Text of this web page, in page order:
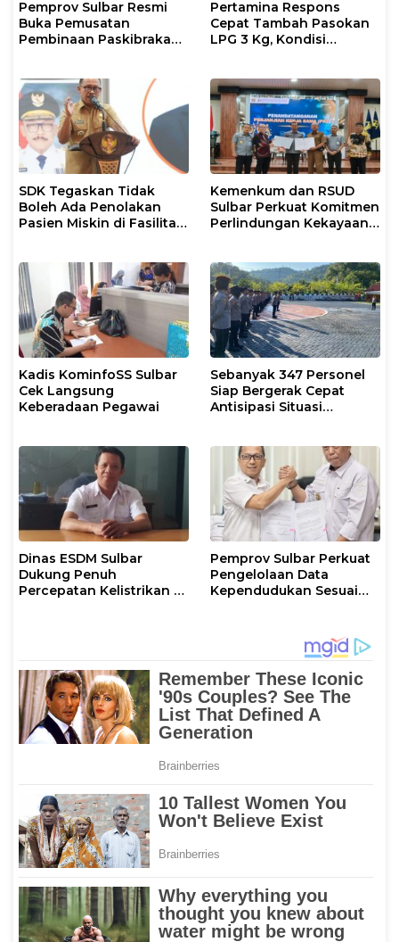
Pemprov Sulbar Resmi
Buka Pemusatan
Pembinaan Paskibraka
Pertamina Respons
Cepat Tambah Pasokan
LPG 3 Kg, Kondisi
SDK Tegaskan Tidak
Boleh Ada Penolakan
Pasien Miskin di Fasilitas
Kemenkum dan RSUD
Sulbar Perkuat Komitmen
Perlindungan Kekayaan
Kadis KominfoSS Sulbar
Cek Langsung
Keberadaan Pegawai
Sebanyak 347 Personel
Siap Bergerak Cepat
Antisipasi Situasi
Dinas ESDM Sulbar
Dukung Penuh
Percepatan Kelistrikan di
Pemprov Sulbar Perkuat
Pengelolaan Data
Kependudukan Sesuai